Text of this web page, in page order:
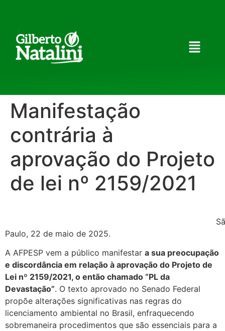
Manifestação
contrária à
aprovação do Projeto
de lei nº 2159/2021
Paulo, 22 de maio de 2025.
A AFPESP vem a público manifestar a sua preocupação
e discordância em relação à aprovação do Projeto de
Lei nº 2159/2021, o então chamado “PL da
Devastação”. O texto aprovado no Senado Federal
propõe alterações significativas nas regras do
licenciamento ambiental no Brasil, enfraquecendo
sobremaneira procedimentos que são essenciais para a